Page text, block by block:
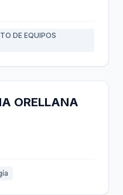
DE EQUIPOS
ORELLANA